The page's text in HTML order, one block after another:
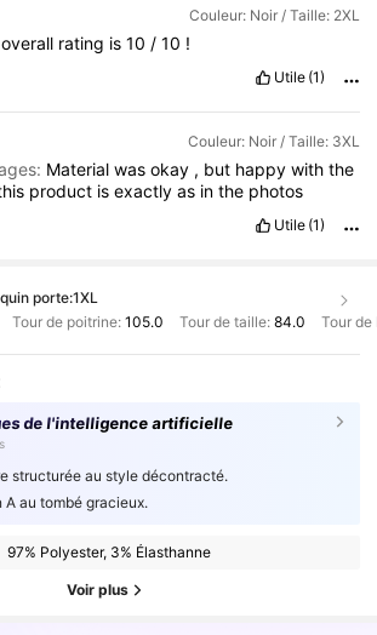
Couleur: Noir / Taille: 2XL
overall rating is 10 / 10 !
Utile (1)
Couleur: Noir / Taille: 3XL
Materialwasokay , but happywiththe
product isexactlyas inthe photos
Utile (1)
porte:1XL
Tour de poitrine:105.0 Tour de taille: 84.0 Tour
de l'intelligence artificielle
structurée au style décontracté.
A au tombé gracieux.
97% Polyester, 3% Élasthanne
Voir plus